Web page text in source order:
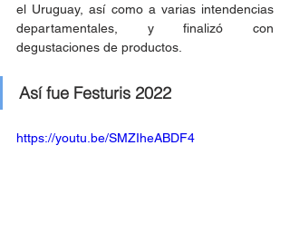
el Uruguay, así como a varias intendencias
departamentales, y finalizó con
degustaciones de productos.
Así fue Festuris 2022
https://youtu.be/SMZIheABDF4